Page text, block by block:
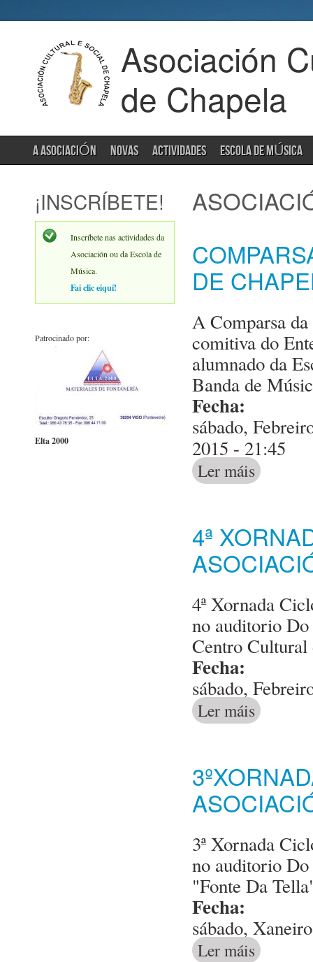
Asociación
de Chapela
A ASOCIACIÓN NOVAS ACTIVIDADES ESCOLA DE MÚSICA
¡INSCRÍBETE!
Inscríbete nas actividades da
Asociación ou da Escola de
Música.
Fai clic eiquí!
Patrocinado por:
Elta 2000
DE
A Comparsa
comitiva do
alumnado da
Banda de
Fecha:
sábado,
2015 - 21:45
Ler máis acerca de
4ª
4ª Xornada
no auditorio
Centro Cultural
Fecha:
sábado,
Ler máis acerca de 4ª
3ª Xornada
no auditorio
"Fonte Da
Fecha:
sábado,
Ler máis acerca de